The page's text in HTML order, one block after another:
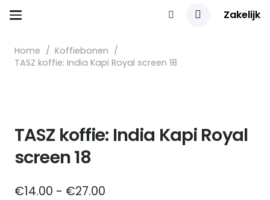
Zakelijk
Home / Koffiebonen /
TASZ koffie: India Kapi Royal screen 18
TASZ koffie: India Kapi Royal
screen 18
€14.00 - €27.00